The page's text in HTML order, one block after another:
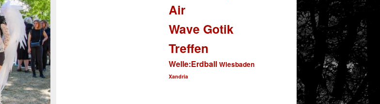
Air
Wave Gotik
Treffen
Welle:Erdball Wiesbaden
Xandria